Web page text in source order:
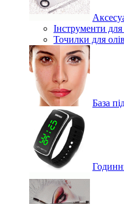
Інструменти
Точилки для
База